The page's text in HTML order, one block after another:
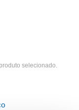
selecionado.